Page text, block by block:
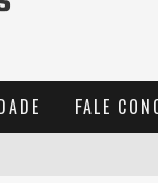
FALE